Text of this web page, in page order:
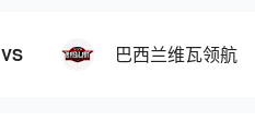
VS 巴西兰维瓦领航